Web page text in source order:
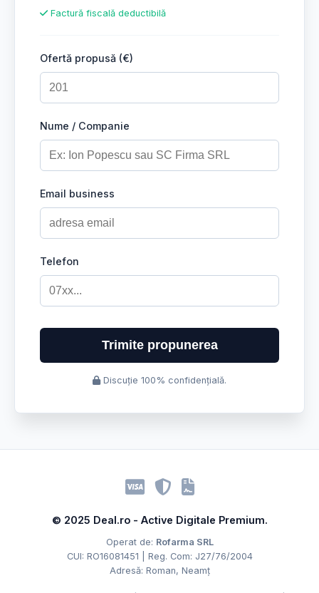
Factură fiscală deductibilă
Ofertă propusă (€)
Nume / Companie
Email business
Telefon
Trimite propunerea
Discuție 100% confidențială.
© 2025 Deal.ro - Active Digitale Premium.
Operat de: Rofarma SRL
CUI: RO16081451 | Reg. Com: J27/76/2004
Adresă: Roman, Neamț